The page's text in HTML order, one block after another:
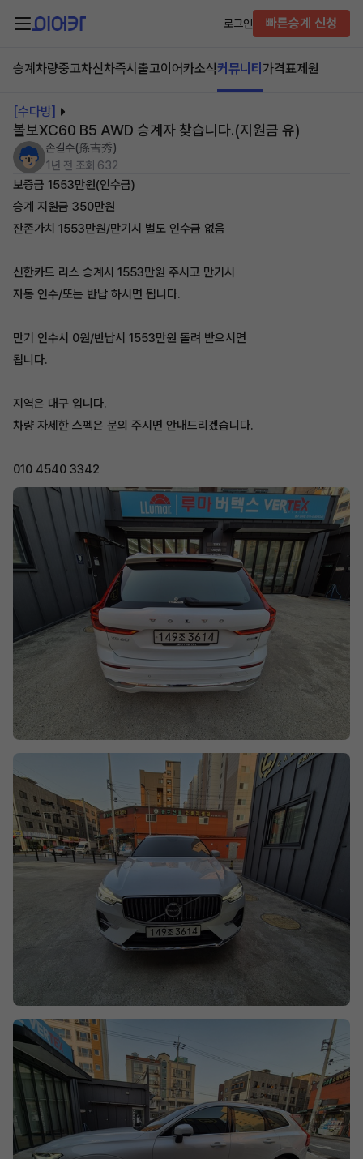
로그인 빠른승계 신청
승계차량중고차신차즉시출고이어카소식커뮤니티 가격표제원
[수다방]
볼보XC60 B5 AWD 승계자 찾습니다.(지원금 유)
손길수(孫吉秀)
1년 전 조회 632
보증금 1553만원(인수금)
승계 지원금 350만원
잔존가치 1553만원/만기시 별도 인수금 없음
신한카드 리스 승계시 1553만원 주시고 만기시
자동 인수/또는 반납 하시면 됩니다.
만기 인수시 0원/반납시 1553만원 돌려 받으시면
됩니다.
지역은 대구 입니다.
차량 자세한 스펙은 문의 주시면 안내드리겠습니다.
010 4540 3342